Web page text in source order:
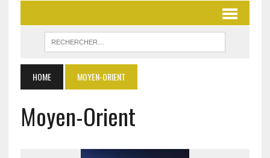
HOME MOYEN-ORIENT
Moyen-Orient